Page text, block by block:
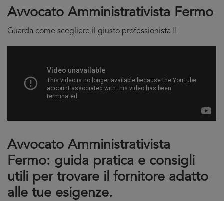
Avvocato Amministrativista Fermo
Guarda come scegliere il giusto professionista !!
Avvocato Amministrativista
Fermo: guida pratica e consigli
utili per trovare il fornitore adatto
alle tue esigenze.